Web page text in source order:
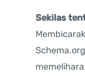
Sekilas